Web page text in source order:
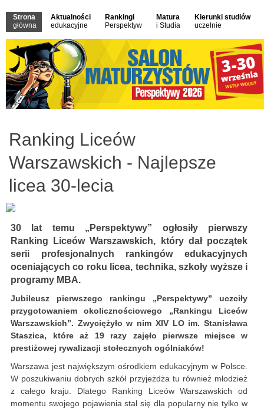
Strona
główna
Aktualności
edukacyjne
Rankingi
Perspektyw
Matura
i Studia
Kierunki studiów
uczelnie
Ranking Liceów
Warszawskich - Najlepsze
licea 30-lecia
30 lat temu „Perspektywy” ogłosiły pierwszy
Ranking Liceów Warszawskich, który dał początek
serii profesjonalnych rankingów edukacyjnych
oceniających co roku licea, technika, szkoły wyższe i
programy MBA.
Jubileusz pierwszego rankingu „Perspektywy” uczciły
przygotowaniem okolicznościowego „Rankingu Liceów
Warszawskich”. Zwyciężyło w nim XIV LO im. Stanisława
Staszica, które aż 19 razy zajęło pierwsze miejsce w
prestiżowej rywalizacji stołecznych ogólniaków!
Warszawa jest największym ośrodkiem edukacyjnym w Polsce.
W poszukiwaniu dobrych szkół przyjeżdża tu również młodzież
z całego kraju. Dlatego Ranking Liceów Warszawskich od
momentu swojego pojawienia stał się dla popularny nie tylko w